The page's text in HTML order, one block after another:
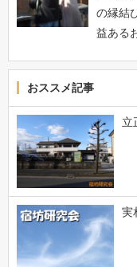
の縁結
益ある
おススメ記事
立
実